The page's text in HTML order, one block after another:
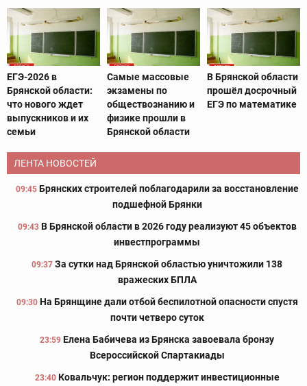
ЕГЭ-2026 в
Брянской области:
что нового ждет
выпускников и их
семьи
Самые массовые
экзамены по
обществознанию и
физике прошли в
Брянской области
В Брянской области
прошёл досрочный
ЕГЭ по математике
ЛЕНТА НОВОСТЕЙ
09:45 Брянских строителей поблагодарили за восстановление
подшефной Брянки
09:43 В Брянской области в 2026 году реализуют 45 объектов
инвестпрограммы
09:37 За сутки над Брянской областью уничтожили 138
вражеских БПЛА
09:30 На Брянщине дали отбой беспилотной опасности спустя
почти четверо суток
23:59 Елена Бабичева из Брянска завоевала бронзу
Всероссийской Спартакиады
23:40 Ковальчук: регион поддержит инвестиционные